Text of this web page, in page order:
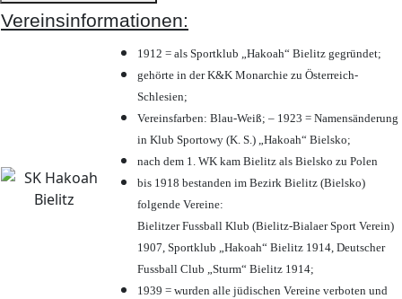
Vereinsinformationen:
1912 = als Sportklub „Hakoah“ Bielitz gegründet;
gehörte in der K&K Monarchie zu Österreich-
Schlesien;
Vereinsfarben: Blau-Weiß; – 1923 = Namensänderung
in Klub Sportowy (K. S.) „Hakoah“ Bielsko;
nach dem 1. WK kam Bielitz als Bielsko zu Polen
bis 1918 bestanden im Bezirk Bielitz (Bielsko)
folgende Vereine:
Bielitzer Fussball Klub (Bielitz-Bialaer Sport Verein)
1907, Sportklub „Hakoah“ Bielitz 1914, Deutscher
Fussball Club „Sturm“ Bielitz 1914;
1939 = wurden alle jüdischen Vereine verboten und